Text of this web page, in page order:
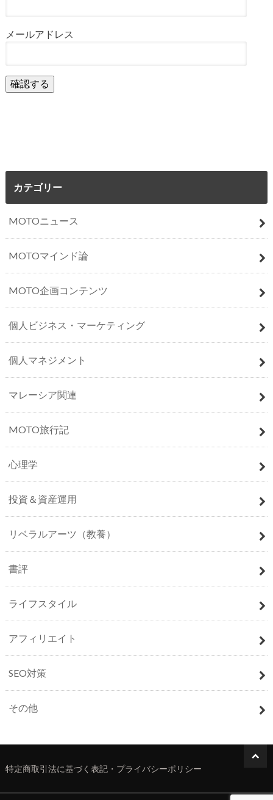
メールアドレス
カテゴリー
MOTOニュース
MOTOマインド論
MOTO企画コンテンツ
個人ビジネス・マーケティング
個人マネジメント
マレーシア関連
MOTO旅行記
心理学
投資＆資産運用
リベラルアーツ（教養）
書評
ライフスタイル
アフィリエイト
SEO対策
その他
特定商取引法に基づく表記・プライバシーポリシー